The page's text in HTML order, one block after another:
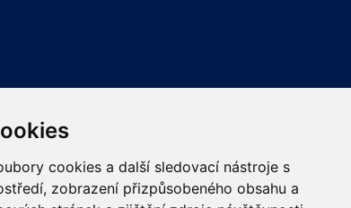
cookies a další sledovací nástroje s
zobrazení přizpůsobeného obsahu a